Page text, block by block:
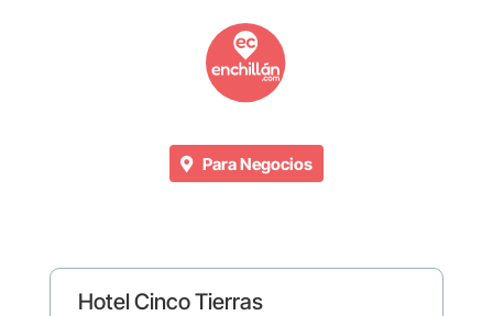
Para Negocios
Hotel Cinco Tierras